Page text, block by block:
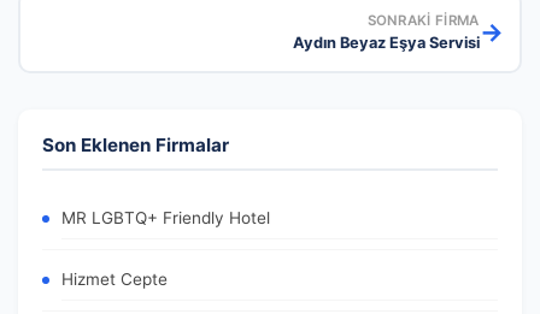
SONRAKI FIRMA
Aydın Beyaz Eşya Servisi→
Son Eklenen Firmalar
MR LGBTQ+ Friendly Hotel
Hizmet Cepte